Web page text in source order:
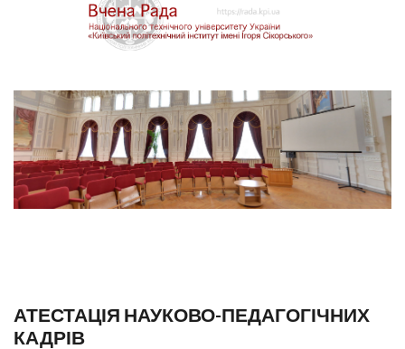
ГОЛОВНЕ МЕНЮ
АТЕСТАЦІЯ НАУКОВО-ПЕДАГОГІЧНИХ
КАДРІВ